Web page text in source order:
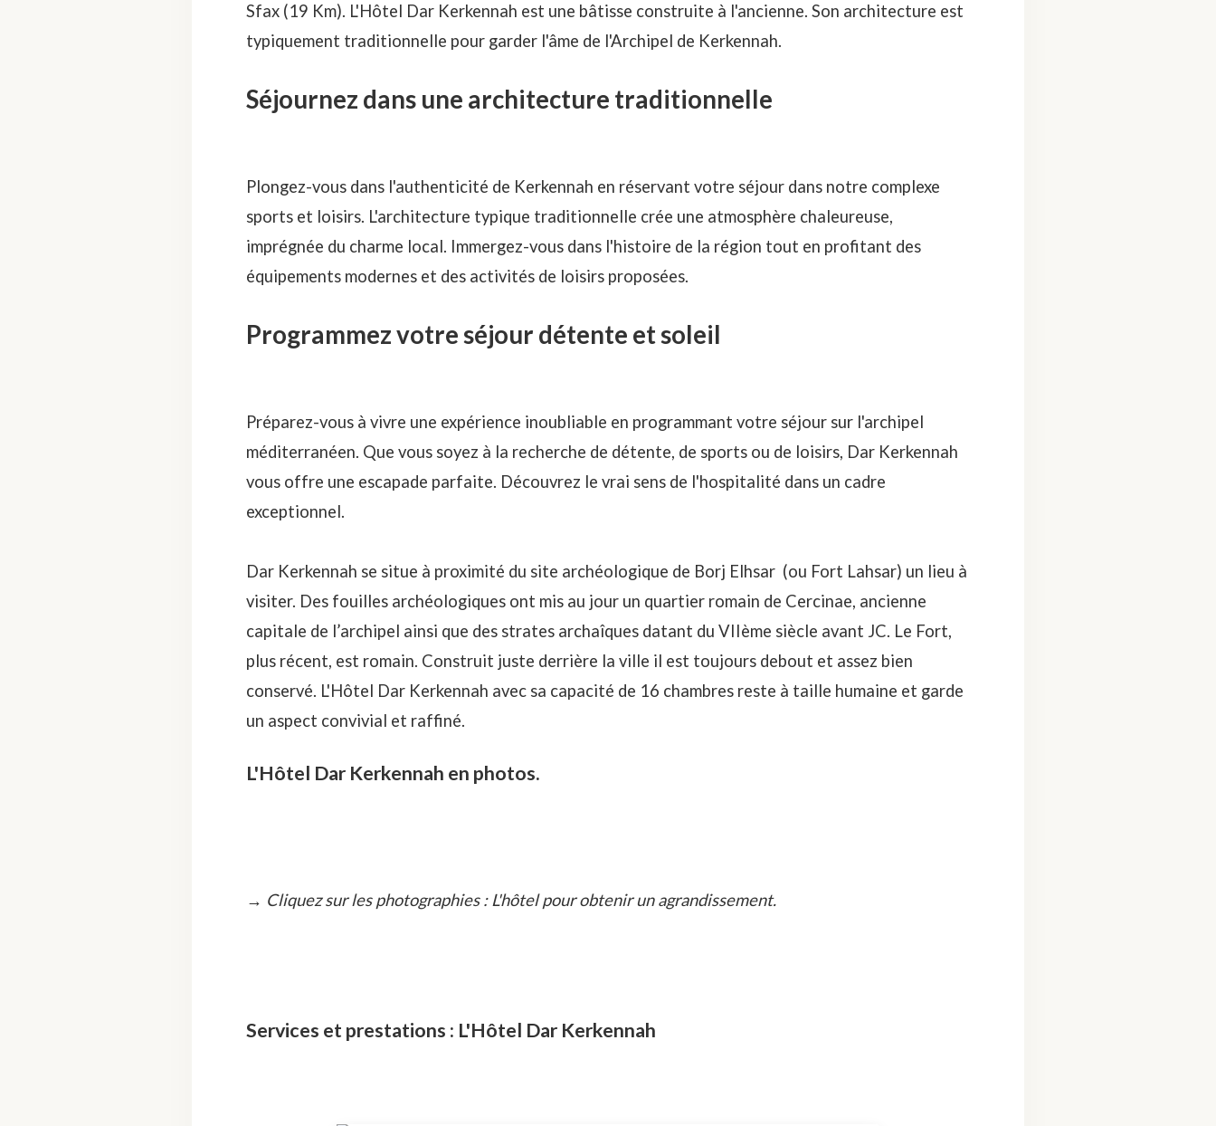
Sfax (19 Km). L'Hôtel Dar Kerkennah est une bâtisse construite à l'ancienne. Son architecture est
typiquement traditionnelle pour garder l'âme de l'Archipel de Kerkennah.
Séjournez dans une architecture traditionnelle
Plongez-vous dans l'authenticité de Kerkennah en réservant votre séjour dans notre complexe
sports et loisirs. L'architecture typique traditionnelle crée une atmosphère chaleureuse,
imprégnée du charme local. Immergez-vous dans l'histoire de la région tout en profitant des
équipements modernes et des activités de loisirs proposées.
Programmez votre séjour détente et soleil
Préparez-vous à vivre une expérience inoubliable en programmant votre séjour sur l'archipel
méditerranéen. Que vous soyez à la recherche de détente, de sports ou de loisirs, Dar Kerkennah
vous offre une escapade parfaite. Découvrez le vrai sens de l'hospitalité dans un cadre
exceptionnel.
Dar Kerkennah se situe à proximité du site archéologique de Borj Elhsar (ou Fort Lahsar) un lieu à
visiter. Des fouilles archéologiques ont mis au jour un quartier romain de Cercinae, ancienne
capitale de l’archipel ainsi que des strates archaîques datant du VIIème siècle avant JC. Le Fort,
plus récent, est romain. Construit juste derrière la ville il est toujours debout et assez bien
conservé. L'Hôtel Dar Kerkennah avec sa capacité de 16 chambres reste à taille humaine et garde
un aspect convivial et raffiné.
L'Hôtel Dar Kerkennah en photos.
→ Cliquez sur les photographies : L'hôtel pour obtenir un agrandissement.
Services et prestations : L'Hôtel Dar Kerkennah